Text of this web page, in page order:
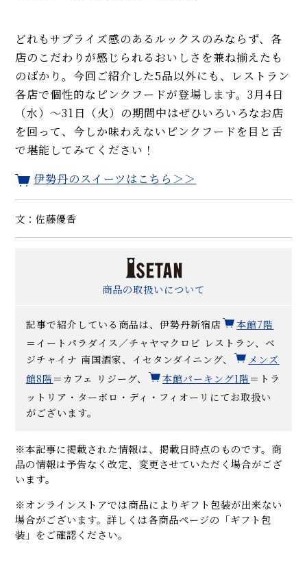
どれもサプライズ感のあるルックスのみならず、各
店のこだわりが感じられるおいしさを兼ね揃えたも
のばかり。今回ご紹介した5品以外にも、レストラン
各店で個性的なピンクフードが登場します。3月4日
（水）〜31日（火）の期間中はぜひいろいろなお店
を回って、今しか味わえないピンクフードを目と舌
で堪能してみてください！
伊勢丹のスイーツはこちら＞＞
文：佐藤優香
商品の取扱いについて
記事で紹介している商品は、伊勢丹新宿店
本館7階
＝イートパラダイス／チャヤマクロビ レストラン、ベ
ジチャイナ 南国酒家、イセタンダイニング、
メンズ
館8階 ＝カフェ リジーグ、 本館パーキング1階 ＝トラ
ットリア・ターボロ・ディ・フィオーリにてお取扱い
がございます。
※本記事に掲載された情報は、掲載日時点のものです。商
品の情報は予告なく改定、変更させていただく場合がござ
います。
※オンラインストアでは商品によりギフト包装が出来ない
場合がございます。詳しくは各商品ページの「ギフト包
装」をご確認ください。